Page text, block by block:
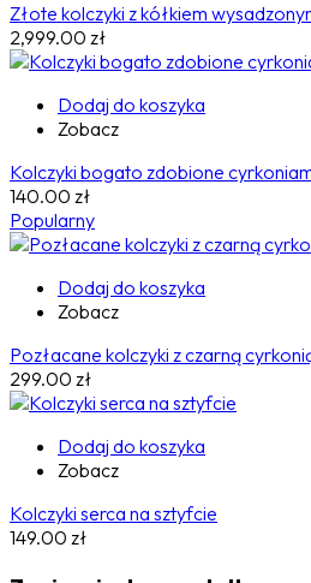
Złote kolczyki z kółkiem
2,999.00 zł
Dodaj do koszyka
Zobacz
Kolczyki bogato zdobione
140.00 zł
Popularny
Dodaj do koszyka
Zobacz
Pozłacane kolczyki z czarną
299.00 zł
Dodaj do koszyka
Zobacz
Kolczyki serca na sztyfcie
149.00 zł